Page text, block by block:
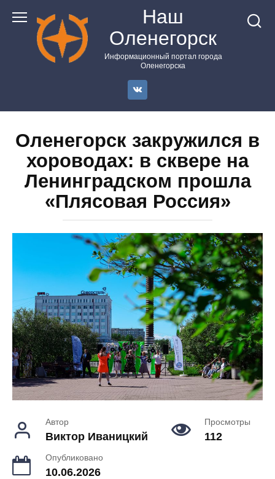
контенту
Наш
Оленегорск
Информационный портал города
Оленегорска
Оленегорск закружился в
хороводах: в сквере на
Ленинградском прошла
«Плясовая Россия»
Автор
Виктор Иваницкий
Просмотры
112
Опубликовано
10.06.2026